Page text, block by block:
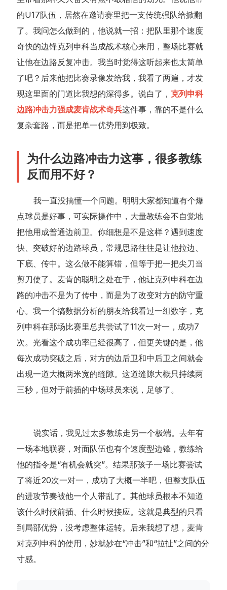
的U17队伍，居然在邀请赛里把一支传统强队给掀翻
了。我问怎么做到的，他说就一招：把队里那个速度
奇快的边锋克列申科当成战术核心来用，整场比赛就
让他在边路反复冲击。我当时觉得这听起来也太简单
了吧？后来他把比赛录像发给我，我看了两遍，才发
现这里面的门道比我想的深得多。说白了， 克列申科
边路冲击力强成麦肯战术奇兵这件事，靠的不是什么
复杂套路，而是把单一优势用到极致。
为什么边路冲击力这事，很多教练
反而用不好？
我一直没搞懂一个问题。明明大家都知道有个爆
点球员是好事，可实际操作中，大量教练会不自觉地
把他用成普通边前卫。你细想是不是这样？遇到速度
快、突破好的边路球员，常规思路往往是让他拉边、
下底、传中。这么做不能算错，但等于把一把尖刀当
剪刀使了。麦肯的聪明之处在于，他让克列申科在边
路的冲击不是为了传中，而是为了改变对方的防守重
心。我一个搞数据分析的朋友给我看过一组数字，克
列申科在那场比赛里总共尝试了11次一对一，成功7
次。光看这个成功率已经很高了，但更关键的是，他
每次成功突破之后，对方的边后卫和中后卫之间就会
出现一道大概两米宽的缝隙。这道缝隙大概只持续两
三秒，但对于前插的中场球员来说，足够了。
说实话，我见过太多教练走另一个极端。去年有
一场本地联赛，对面队伍也有个速度型边锋，教练给
他的指令是“有机会就突”。结果那孩子一场比赛尝试
了将近20次一对一，成功了大概一半吧，但整支队伍
的进攻节奏被他一个人带乱了。其他球员根本不知道
该什么时候前插、什么时候接应。这就是典型的只看
到局部优势，没考虑整体运转。后来我想了想，麦肯
对克列申科的使用，妙就妙在“冲击”和“拉扯”之间的分
寸感。